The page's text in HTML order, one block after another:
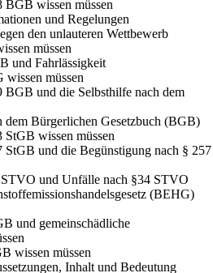
BGB wissen müssen
und Regelungen
den unlauteren Wettbewerb
müssen
und Fahrlässigkeit
wissen müssen
BGB und die Selbsthilfe nach dem
dem Bürgerlichen Gesetzbuch (BGB)
StGB wissen müssen
StGB und die Begünstigung nach § 257
und Unfälle nach §34 STVO
(BEHG)
und gemeinschädliche
wissen müssen
Inhalt und Bedeutung